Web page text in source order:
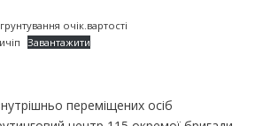
очік.вартості
Завантажити
переміщених осіб